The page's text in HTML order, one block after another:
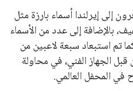
إلى إيرلندا أسماء بارزة مثل
بالإضافة إلى عدد من الأسماء
تم استبعاد سبعة لاعبين من
قبل الجهاز الفني، في محاولة
في المحفل العالمي.